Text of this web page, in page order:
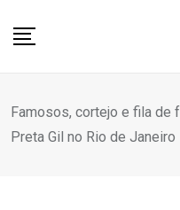
Famosos, cortejo e fila de
Preta Gil no Rio de Janeiro